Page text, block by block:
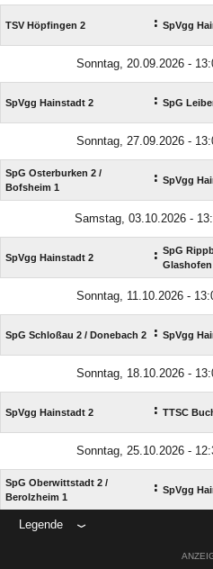
TSV Höpfingen 2 : SpVgg
Sonntag, 20.09.2026 -
SpVgg Hainstadt 2 : SpG
Sonntag, 27.09.2026 -
SpG Osterburken 2 /​
Bofsheim 1
: SpVgg
Samstag, 03.10.2026 -
SpVgg Hainstadt 2 : SpG
Glashofen
Sonntag, 11.10.2026 -
SpG Schloßau 2 /​ Donebach 2 : SpVgg
Sonntag, 18.10.2026 -
SpVgg Hainstadt 2 : TTSC
Sonntag, 25.10.2026 -
SpG Oberwittstadt 2 /​
Berolzheim 1
: SpVgg
Legende